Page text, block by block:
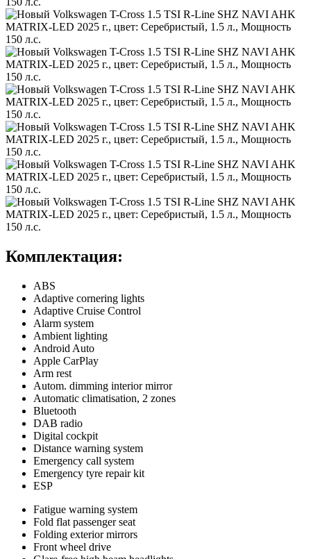
Комплектация:
ABS
Adaptive cornering lights
Adaptive Cruise Control
Alarm system
Ambient lighting
Android Auto
Apple CarPlay
Arm rest
Autom. dimming interior mirror
Automatic climatisation, 2 zones
Bluetooth
DAB radio
Digital cockpit
Distance warning system
Emergency call system
Emergency tyre repair kit
ESP
Fatigue warning system
Fold flat passenger seat
Folding exterior mirrors
Front wheel drive